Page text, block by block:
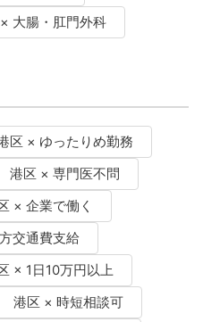
大腸・肛門外科
区 × ゆったりめ勤務
港区 × 専門医不問
× 企業で働く
交通費支給
× 1日10万円以上
港区 × 時短相談可